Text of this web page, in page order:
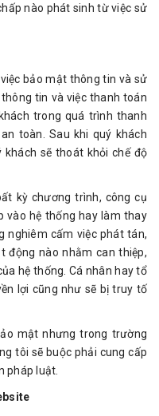
nào phát sinh từ việc sử
bảo mật thông tin và sử
tin và việc thanh toán
trong quá trình thanh
toàn. Sau khi quý khách
sẽ thoát khỏi chế độ
kỳ chương trình, công cụ
vào hệ thống hay làm thay
nghiêm cấm việc phát tán,
động nào nhằm can thiệp,
hệ thống. Cá nhân hay tổ
lợi cũng như sẽ bị truy tố
mật nhưng trong trường
tôi sẽ buộc phải cung cấp
pháp luật.